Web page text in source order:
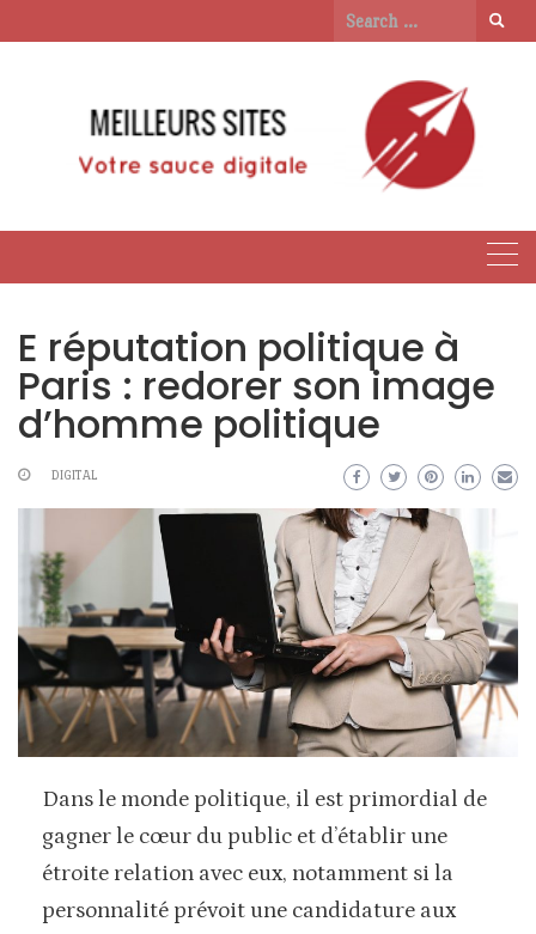
to
Search
for:
E réputation politique à
Paris : redorer son image
d’homme politique
DIGITAL
Dans le monde politique, il est primordial de
gagner le cœur du public et d’établir une
étroite relation avec eux, notamment si la
personnalité prévoit une candidature aux